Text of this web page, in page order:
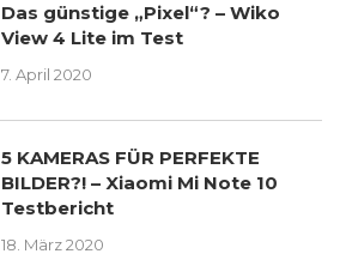
Das günstige „Pixel“? – Wiko
View 4 Lite im Test
7. April 2020
5 KAMERAS FÜR PERFEKTE
BILDER?! – Xiaomi Mi Note 10
Testbericht
18. März 2020